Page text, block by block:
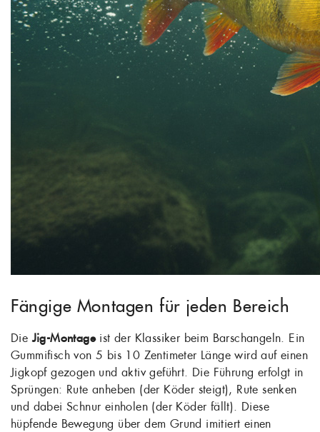
Fängige Montagen für jeden Bereich
DieJig-Montageist der Klassiker beim Barschangeln. Ein
Gummifisch von 5 bis 10 Zentimeter Länge wird auf einen
Jigkopf gezogen und aktiv geführt. Die Führung erfolgt in
Sprüngen: Rute anheben (der Köder steigt), Rute senken
und dabei Schnur einholen (der Köder fällt). Diese
hüpfende Bewegung über dem Grund imitiert einen